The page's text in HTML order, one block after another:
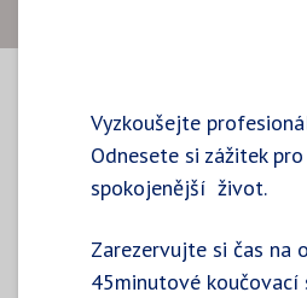
Vyzkoušejte
Odnesete si zážitek pro
spokojenější život.
Zarezervujte si čas na
45minutové koučovací